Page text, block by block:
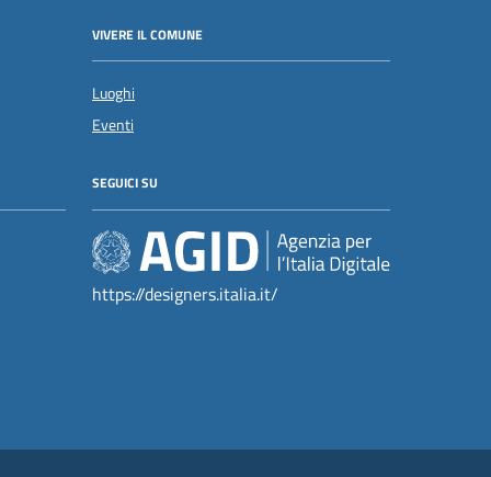
VIVERE IL COMUNE
Luoghi
Eventi
SEGUICI SU
https://designers.italia.it/